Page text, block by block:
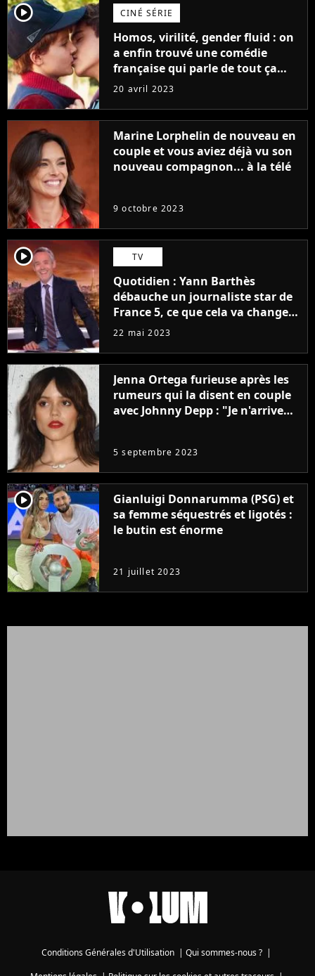
player2 CINÉ SÉRIE
Homos, virilité, gender fluid : on
a enfin trouvé une comédie
française qui parle de tout ça
sans être super ringarde
20 avril 2023
Marine Lorphelin de nouveau en
couple et vous aviez déjà vu son
nouveau compagnon... à la télé
9 octobre 2023
player2 TV
Quotidien : Yann Barthès
débauche un journaliste star de
France 5, ce que cela va changer
à la rentrée
22 mai 2023
Jenna Ortega furieuse après les
rumeurs qui la disent en couple
avec Johnny Depp : "Je n'arrive
5 septembre 2023
player2
Gianluigi Donnarumma (PSG) et
sa femme séquestrés et ligotés :
le butin est énorme
21 juillet 2023
Conditions Générales d'Utilisation | Qui sommes-nous ? |